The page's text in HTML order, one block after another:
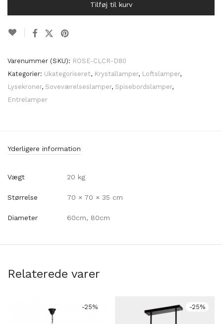
Tilføj til kurv
Varenummer (SKU): ROSE-CLCR-D80
Kategorier: Ukategoriseret, Krystallamper, Loftslamper,
Lysekroner, Soveværelseslamper, Spisebordslamper,
Entrelamper
Yderligere information
Vægt 20 kg
Størrelse 70 × 70 × 35 cm
Diameter 60cm, 80cm
Relaterede varer
-25% -25%